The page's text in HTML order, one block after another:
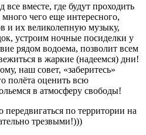
вместе, где будут проходить
чего еще интересного,
и их великолепную музыку,
устроим ночные посиделки у
рядом водоема, позволит всем
в жаркие (надеемся) дни!
наш совет, «заберитесь»
полёта оценить всю
в атмосферу свободы!
по территории на
трезвыми!)))